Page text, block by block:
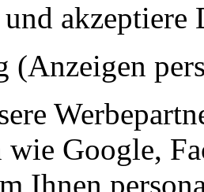
(Anzeigen
Google,
Ihnen